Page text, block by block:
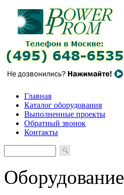
Главная
Каталог оборудования
Выполненные проекты
Обратный звонок
Контакты
Оборудование